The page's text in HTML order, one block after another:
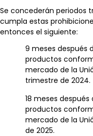
Se concederán periodos
cumpla estas
entonces el siguiente:
9 meses después
productos
mercado de la
trimestre de 2024.
18 meses
productos
mercado de la
de 2025.